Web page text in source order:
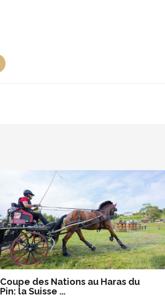
Coupe des Nations au Haras du
Pin: la Suisse ...